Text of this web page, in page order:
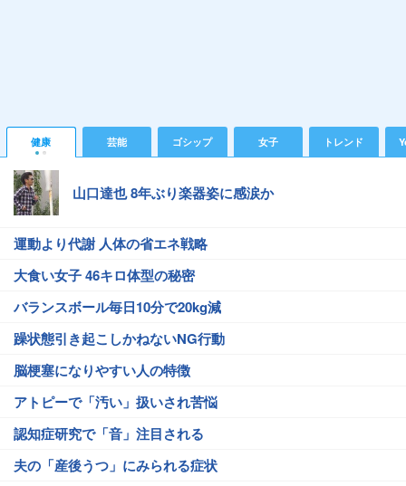
健康 芸能 ゴシップ 女子 トレンド
山口達也 8年ぶり楽器姿に感涙か
運動より代謝 人体の省エネ戦略
大食い女子 46キロ体型の秘密
バランスボール毎日10分で20kg減
躁状態引き起こしかねないNG行動
脳梗塞になりやすい人の特徴
アトピーで「汚い」扱いされ苦悩
認知症研究で「音」注目される
夫の「産後うつ」にみられる症状